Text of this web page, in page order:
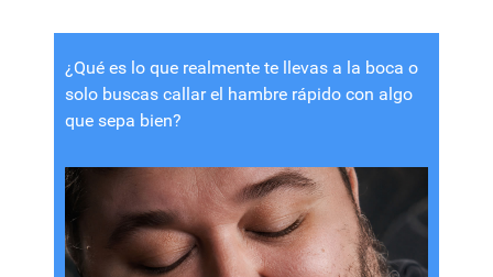
¿Qué es lo que realmente te llevas a la boca o
solo buscas callar el hambre rápido con algo
que sepa bien?